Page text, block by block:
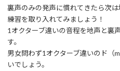
裏声のみの発声に慣れてきたら次
練習を取り入れてみましょう！
1オクターブ違いの音程を地声と裏
す。
男女問わず1オクターブ違いのド（
いでしょう。